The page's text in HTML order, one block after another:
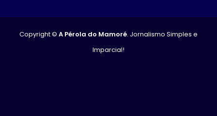
Copyright © A Pérola do Mamoré. Jornalismo Simples e
Imparcial!